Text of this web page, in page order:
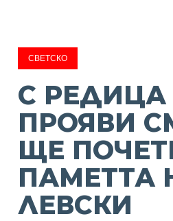
СВЕТСКО
С РЕДИЦА
ПРОЯВИ
ЩЕ
ПАМЕТТА
ЛЕВСКИ